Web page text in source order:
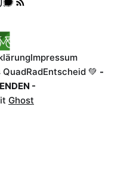
Impressum
💚 -
-
Ghost